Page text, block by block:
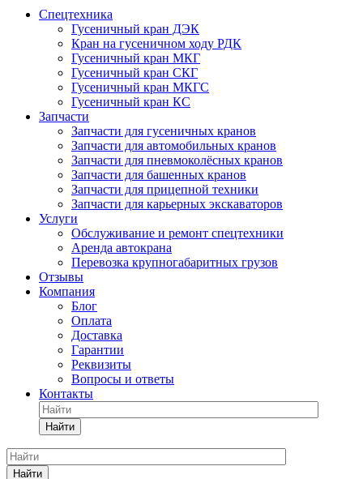
Спецтехника
Гусеничный кран ДЭК
Кран на гусеничном ходу РДК
Гусеничный кран МКГ
Гусеничный кран СКГ
Гусеничный кран МКГС
Гусеничный кран КС
Запчасти
Запчасти для гусеничных кранов
Запчасти для автомобильных кранов
Запчасти для пневмоколёсных кранов
Запчасти для башенных кранов
Запчасти для прицепной техники
Запчасти для карьерных экскаваторов
Услуги
Обслуживание и ремонт спецтехники
Аренда автокрана
Перевозка крупногабаритных грузов
Отзывы
Компания
Блог
Оплата
Доставка
Гарантии
Реквизиты
Вопросы и ответы
Контакты
Найти
Найти